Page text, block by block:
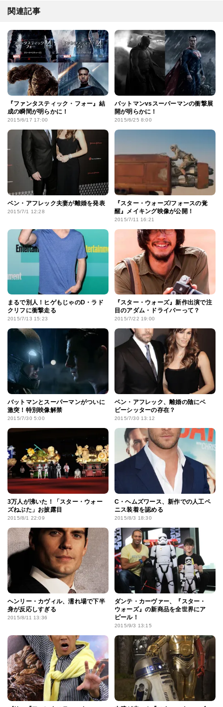
関連記事
『ファンタスティック・フォー』結
成の瞬間が明らかに！
2015/6/17 17:00
バットマンvsスーパーマンの衝撃展
開が明らかに！
2015/6/25 8:00
ベン・アフレック夫妻が離婚を発表
2015/7/1 12:28
『スター・ウォーズ/フォースの覚
醒』メイキング映像が公開！
2015/7/11 16:21
まるで別人！ヒゲもじゃのD・ラド
クリフに衝撃走る
2015/7/13 15:23
『スター・ウォーズ』新作出演で注
目のアダム・ドライバーって？
2015/7/22 19:00
バットマンとスーパーマンがついに
激突！特別映像解禁
2015/7/30 5:00
ベン・アフレック、離婚の陰にベ
ビーシッターの存在？
2015/7/30 13:12
3万人が沸いた！「スター・ウォー
ズねぶた」お披露目
2015/8/1 22:09
C・ヘムズワース、新作での人工ペ
ニス装着を認める
2015/8/3 18:30
ヘンリー・カヴィル、濡れ場で下半
身が反応しすぎる
2015/8/11 13:36
ダンテ・カーヴァー、『スター・
ウォーズ』の新商品を全世界にア
ピール！
2015/9/3 13:15